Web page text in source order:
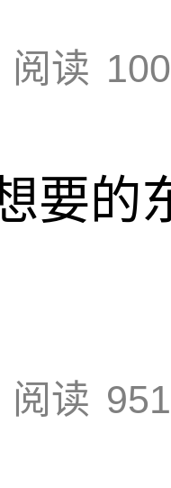
阅读
要的
阅读